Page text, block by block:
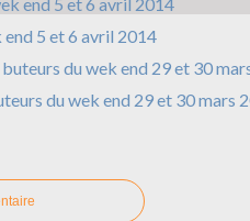
end 5 et 6 avril 2014
du wek end 29 et 30 mars